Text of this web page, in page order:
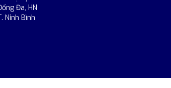
Đa, HN
Ninh Bình